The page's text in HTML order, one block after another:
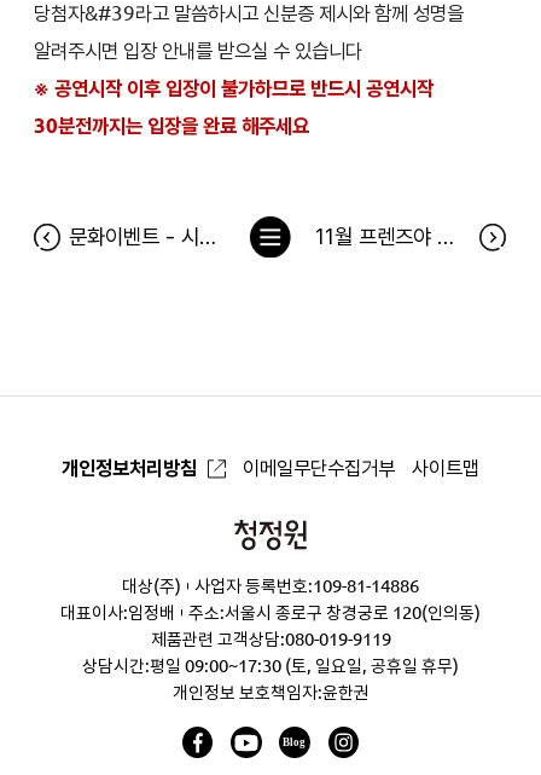
당첨자&#39라고 말씀하시고 신분증 제시와 함께 성명을
알려주시면 입장 안내를 받으실 수 있습니다
※ 공연시작 이후 입장이 불가하므로 반드시 공연시작
30분전까지는 입장을 완료 해주세요
문화이벤트 - 시크릿쥬쥬 요정의 크리스마스 캐롤콘서트 당첨자 11월 프렌즈야 목소리를 들려줘 - 간편식 당첨자
목
개인정보처리방침 이메일무단수집거부 사이트맵
청
원
대상(주)
사업자 등록번호:109-81-14886
대표이사:임정배
주소:서울시 종로구 창경궁로 120(인의동)
제품관련 고객상담:080-019-9119
상담시간:평일 09:00~17:30 (토, 일요일, 공휴일 휴무)
개인정보 보호책임자:윤한권